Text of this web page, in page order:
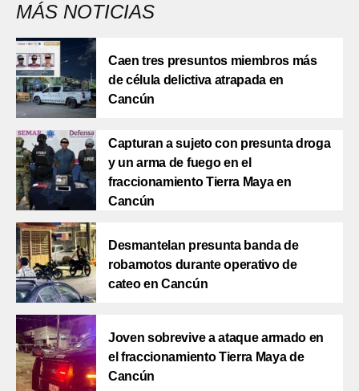
MÁS NOTICIAS
Caen tres presuntos miembros más
de célula delictiva atrapada en
Cancún
Capturan a sujeto con presunta droga
y un arma de fuego en el
fraccionamiento Tierra Maya en
Cancún
Desmantelan presunta banda de
robamotos durante operativo de
cateo en Cancún
Joven sobrevive a ataque armado en
el fraccionamiento Tierra Maya de
Cancún